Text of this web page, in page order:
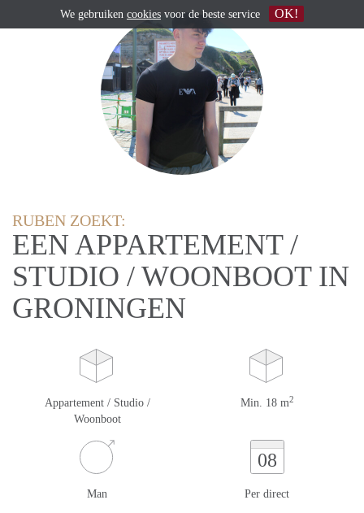
RUBEN ZOEKT:
EEN APPARTEMENT /
STUDIO / WOONBOOT IN
GRONINGEN
Appartement / Studio /
Woonboot
Min. 18 m2
Man
08
Per direct
We gebruiken cookies voor de beste service OK!